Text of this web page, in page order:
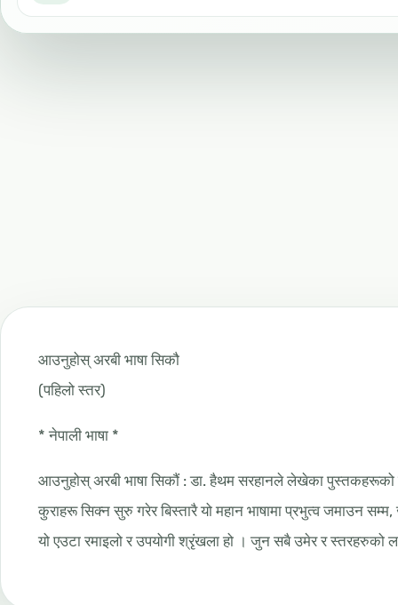
आउनुहोस् अरबी भाषा सिकौ
(पहिलो स्तर)
* नेपाली भाषा *
आउनुहोस् अरबी भाषा सिकौं : डा. हैथम सरहानले लेखेका पुस्तकहरूको
कुराहरू सिक्न सुरु गरेर बिस्तारै यो महान भाषामा प्रभुत्व जमाउन
यो एउटा रमाइलो र उपयोगी श्रृंखला हो । जुन सबै उमेर र स्तरहरुको